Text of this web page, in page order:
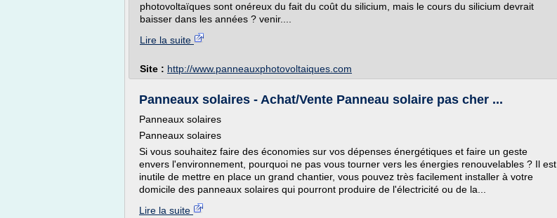
photovoltaïques sont onéreux du fait du coût du silicium, mais le cours du silicium devrait
baisser dans les années ? venir....
Lire la suite
Site : http://www.panneauxphotovoltaiques.com
Panneaux solaires - Achat/Vente Panneau solaire pas cher ...
Panneaux solaires
Panneaux solaires
Si vous souhaitez faire des économies sur vos dépenses énergétiques et faire un geste
envers l'environnement, pourquoi ne pas vous tourner vers les énergies renouvelables ? Il est
inutile de mettre en place un grand chantier, vous pouvez très facilement installer à votre
domicile des panneaux solaires qui pourront produire de l'électricité ou de la...
Lire la suite